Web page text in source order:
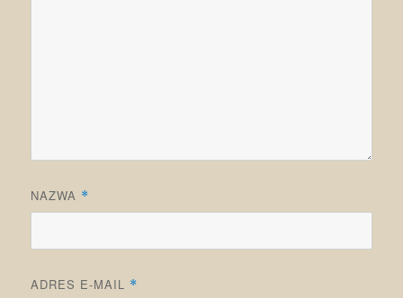
NAZWA *
ADRES E-MAIL *